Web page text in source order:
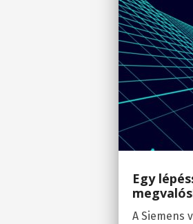
Egy
A Siemens